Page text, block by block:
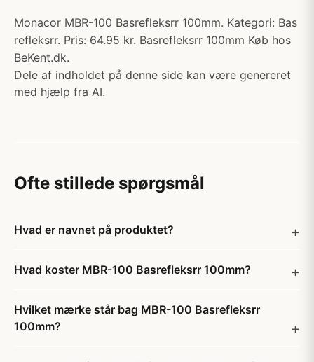
Monacor MBR-100 Basrefleksrr 100mm. Kategori: Bas
refleksrr. Pris: 64.95 kr. Basrefleksrr 100mm Køb hos
BeKent.dk.
Dele af indholdet på denne side kan være genereret
med hjælp fra AI.
Ofte stillede spørgsmål
Hvad er navnet på produktet?
Hvad koster MBR-100 Basrefleksrr 100mm?
Hvilket mærke står bag MBR-100 Basrefleksrr
100mm?